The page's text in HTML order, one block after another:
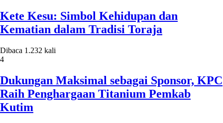
Kete Kesu: Simbol Kehidupan dan
Kematian dalam Tradisi Toraja
Dibaca 1.232 kali
4
Dukungan Maksimal sebagai Sponsor, KPC
Raih Penghargaan Titanium Pemkab
Kutim